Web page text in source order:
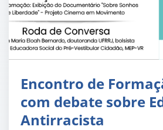
Encontro de
com debate sobre
Antirracista